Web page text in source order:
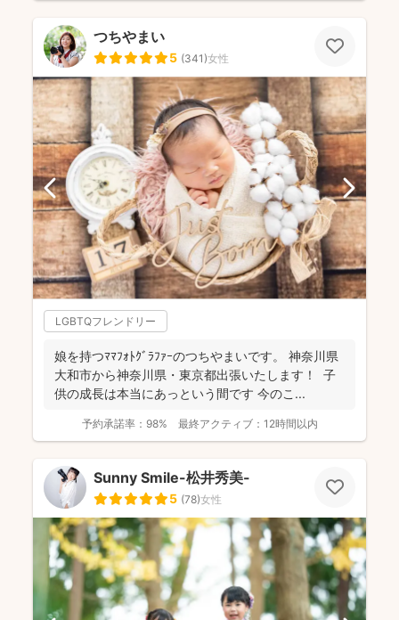
つちやまい
5 (341)女性
LGBTQフレンドリー
娘を持つﾏﾏﾌｫﾄｸﾞﾗﾌｧｰのつちやまいです。 神奈川県
大和市から神奈川県・東京都出張いたします！ 子
供の成長は本当にあっという間です 今のこ...
予約承諾率： 98% 最終アクティブ： 12時間以内
Sunny Smile-松井秀美-
5 (78)女性